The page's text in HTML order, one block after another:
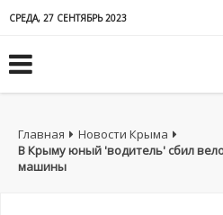
СРЕДА, 27 СЕНТЯБРЬ 2023
Главная
Новости Крыма
В Крыму юный 'водитель' сбил
машины